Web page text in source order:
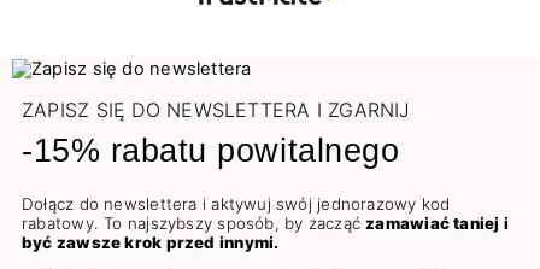
ZAPISZ SIĘ DO NEWSLETTERA I ZGARNIJ
-15% rabatu powitalnego
Dołącz do newslettera i aktywuj swój jednorazowy kod
rabatowy. To najszybszy sposób, by zacząćzamawiać taniej i
być zawsze krok przed innymi.